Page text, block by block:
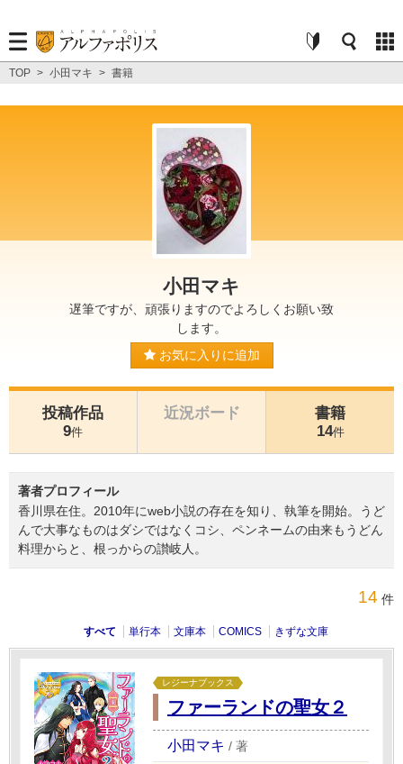
TOP > 小田マキ > 書籍
小田マキ
遅筆ですが、頑張りますのでよろしくお願い致
します。
お気に入りに追加
投稿作品
9件
近況ボード
書籍
14件
著者プロフィール
香川県在住。2010年にweb小説の存在を知り、執筆を開始。うど
んで大事なものはダシではなくコシ、ペンネームの由来もうどん
料理からと、根っからの讃岐人。
14 件
すべて 単行本 文庫本 COMICS きずな文庫
レジーナブックス
ファーランドの聖女２
小田マキ / 著